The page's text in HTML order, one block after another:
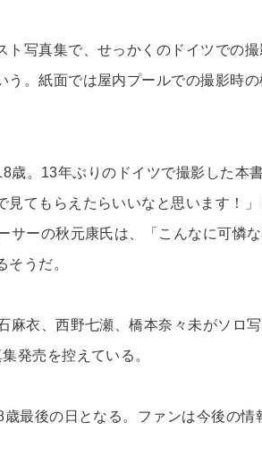
写真集で、せっかくのドイツでの撮
。紙面では屋内プールでの撮影時の
。13年ぶりのドイツで撮影した本書
見てもらえたらいいなと思います！」
ーの秋元康氏は、「こんなに可憐な
うだ。
衣、西野七瀬、橋本奈々未がソロ
発売を控えている。
最後の日となる。ファンは今後の情